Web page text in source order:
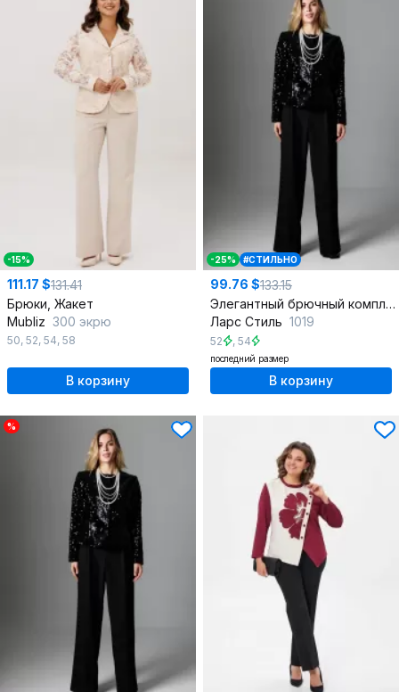
-15%
111.17 $131.41
Брюки, Жакет
Mubliz 300 экрю
50, 52, 54, 58
В корзину
-25% #СТИЛЬНО
99.76 $133.15
Элегантный брючный комплект из жакета с пайетками и палаццо
Ларс Стиль 1019
52 , 54
последний размер
В корзину
%